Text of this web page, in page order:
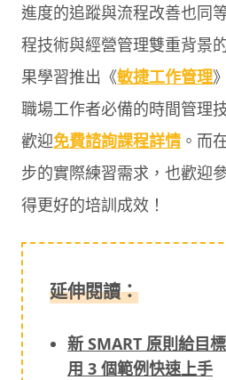
進度的追蹤與流程改善也同
程技術與經營管理雙重背景
果學習推出《敏捷工作管理
職場工作者必備的時間管理
歡迎免費諮詢課程詳情 。而
步的實際練習需求，也歡迎
得更好的培訓成效！
延伸閱讀：
新 SMART 原則給目
用 3 個範例快速上手